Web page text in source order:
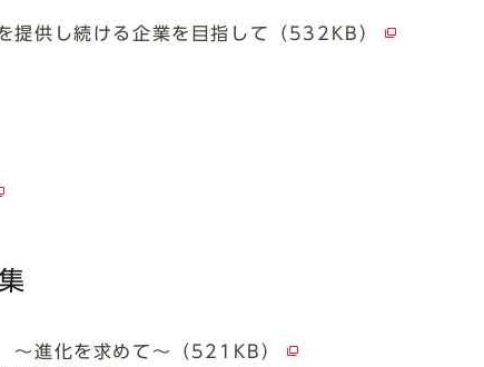
提供し続ける企業を目指して（532KB）
～進化を求めて～（521KB）